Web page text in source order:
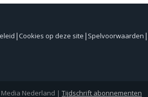
Cookies op deze site Spelvoorwaarden
Nederland | Tijdschrift abonnementen